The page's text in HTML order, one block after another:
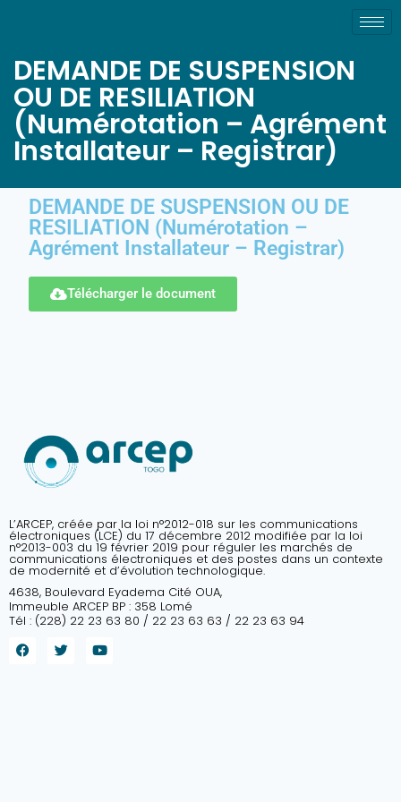
DEMANDE DE SUSPENSION
OU DE RESILIATION
(Numérotation – Agrément
Installateur – Registrar)
DEMANDE DE SUSPENSION OU DE
RESILIATION (Numérotation –
Agrément Installateur – Registrar)
Télécharger le document
L’ARCEP, créée par la loi n°2012-018 sur les communications
électroniques (LCE) du 17 décembre 2012 modifiée par la loi
n°2013-003 du 19 février 2019 pour réguler les marchés de
communications électroniques et des postes dans un contexte
de modernité et d’évolution technologique.
4638, Boulevard Eyadema Cité OUA,
Immeuble ARCEP BP : 358 Lomé
Tél : (228) 22 23 63 80 / 22 23 63 63 / 22 23 63 94